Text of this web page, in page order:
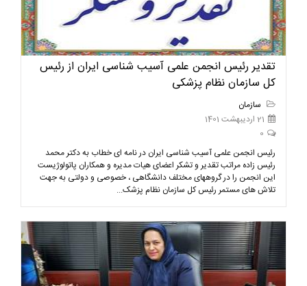
تقدیر رئیس انجمن علمی آسیب شناسی ایران از رئیس
کل سازمان نظام پزشکی
سازمان
21 اردیبهشت 1401
0
رئیس انجمن علمی آسیب شناسی ایران در نامه ای خطاب به دکتر محمد
رئیس زاده مراتب تقدیر و تشکر اعضای هیات مدیره و همکاران پاتولوژیست
این انجمن را در گروههای مختلف دانشگاهی ، خصوصی و دولتی به جهت
تلاش های مستمر رئیس کل سازمان نظام پزشک...